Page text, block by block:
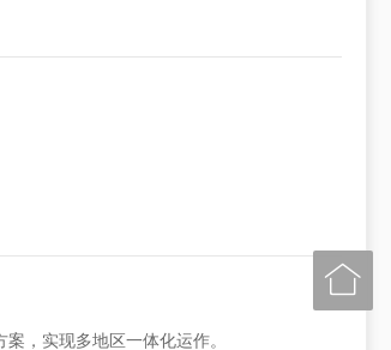
，实现多地区一体化运作。
